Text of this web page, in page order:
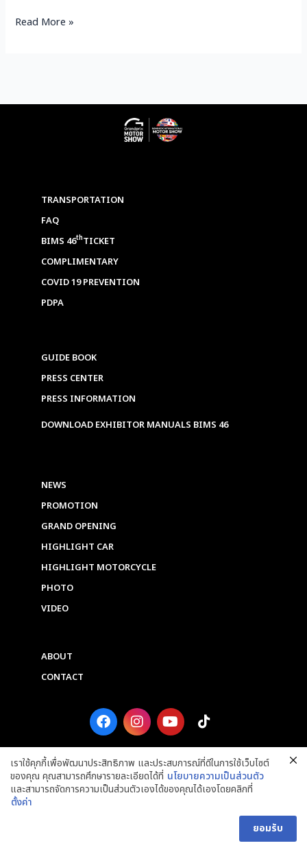
Read More »
TRANSPORTATION
FAQ
BIMS 46thTICKET
COMPLIMENTARY
COVID 19 PREVENTION
PDPA
GUIDE BOOK
PRESS CENTER
PRESS INFORMATION
DOWNLOAD EXHIBITOR MANUALS BIMS 46
NEWS
PROMOTION
GRAND OPENING
HIGHLIGHT CAR
HIGHLIGHT MOTORCYCLE
PHOTO
VIDEO
ABOUT
CONTACT
F
a
c
e
b
o
o
I
n
s
t
a
g
r
Y
o
u
t
u
b
e
T
i
k
t
o
k
เราใช้คุกกี้เพื่อพัฒนาประสิทธิภาพ และประสบการณ์ที่ดีในการใช้เว็บไซต์
ของคุณ คุณสามารถศึกษารายละเอียดได้ที่ นโยบายความเป็นส่วนตัว
และสามารถจัดการความเป็นส่วนตัวเองได้ของคุณได้เองโดยคลิกที่
ตั้งค่า
ยอมรับ